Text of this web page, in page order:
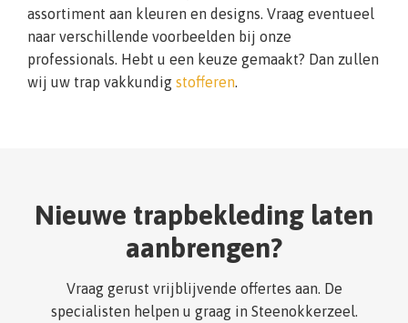
assortiment aan kleuren en designs. Vraag eventueel
naar verschillende voorbeelden bij onze
professionals. Hebt u een keuze gemaakt? Dan zullen
wij uw trap vakkundig stofferen.
Nieuwe trapbekleding laten
aanbrengen?
Vraag gerust vrijblijvende offertes aan. De
specialisten helpen u graag in Steenokkerzeel.